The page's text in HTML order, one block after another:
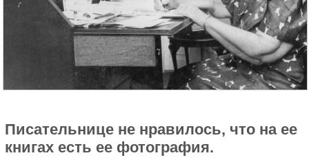
Писательнице не нравилось, что на ее
книгах есть ее фотография.